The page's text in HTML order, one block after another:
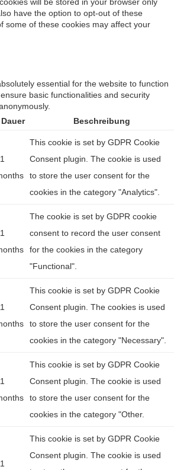
have the option to opt-out of these
some of these cookies may affect your
essential for the website to function
basic functionalities and security
Dauer Beschreibung
This cookie is set by GDPR Cookie
Consent plugin. The cookie is used
to store the user consent for the
cookies in the category "Analytics".
The cookie is set by GDPR cookie
consent to record the user consent
for the cookies in the category
"Functional".
This cookie is set by GDPR Cookie
Consent plugin. The cookies is used
to store the user consent for the
cookies in the category "Necessary".
This cookie is set by GDPR Cookie
Consent plugin. The cookie is used
to store the user consent for the
cookies in the category "Other.
This cookie is set by GDPR Cookie
Consent plugin. The cookie is used